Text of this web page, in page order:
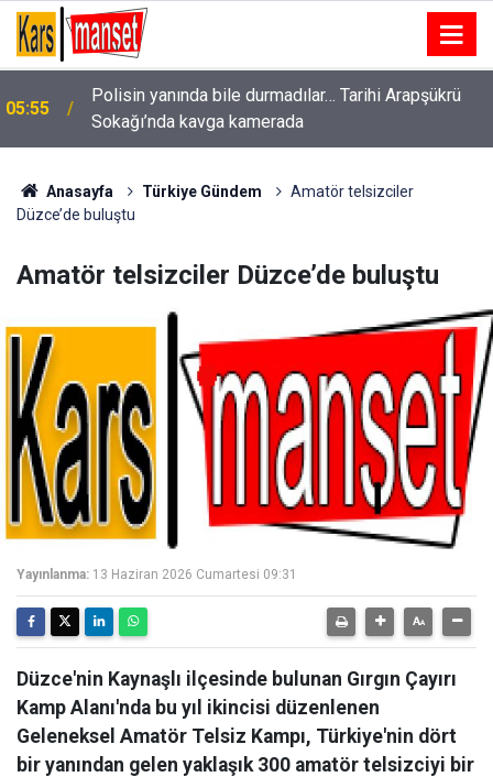
05:55
Polisin yanında bile durmadılar… Tarihi Arapşükrü
Sokağı’nda kavga kamerada
Anasayfa Türkiye Gündem
Amatör telsizciler
Düzce’de buluştu
Amatör telsizciler Düzce’de buluştu
Yayınlanma: 13 Haziran 2026 Cumartesi 09:31
Düzce'nin Kaynaşlı ilçesinde bulunan Gırgın Çayırı
Kamp Alanı'nda bu yıl ikincisi düzenlenen
Geleneksel Amatör Telsiz Kampı, Türkiye'nin dört
bir yanından gelen yaklaşık 300 amatör telsizciyi bir